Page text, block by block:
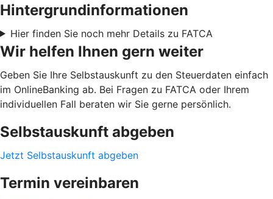
Hintergrundinformationen
Hier finden Sie noch mehr Details zu FATCA
Wir helfen Ihnen gern weiter
Geben Sie Ihre Selbstauskunft zu den Steuerdaten einfach
im OnlineBanking ab. Bei Fragen zu FATCA oder Ihrem
individuellen Fall beraten wir Sie gerne persönlich.
Selbstauskunft abgeben
Jetzt Selbstauskunft abgeben
Termin vereinbaren